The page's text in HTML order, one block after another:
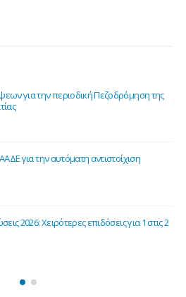
νέο Helpdesk της ΕΣΕΕ με κορυφαίους
την υποστήριξη των εμπορικών
έναρξης της ηλεκτρονικής
προκαταβολής φόρου για επαγγελματίες